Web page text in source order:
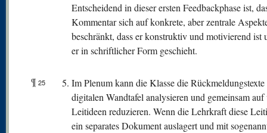
Entscheidend in dieser ersten Feedbackphase ist,
Kommentar sich auf konkrete, aber zentrale
beschränkt, dass er konstruktiv und motivierend ist
er in schriftlicher Form geschieht.
¶ 25
Im Plenum kann die Klasse die Rückmeldungstexte
digitalen Wandtafel analysieren und gemeinsam
Leitideen reduzieren. Wenn die Lehrkraft diese
ein separates Dokument auslagert und mit